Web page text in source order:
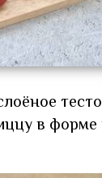
в